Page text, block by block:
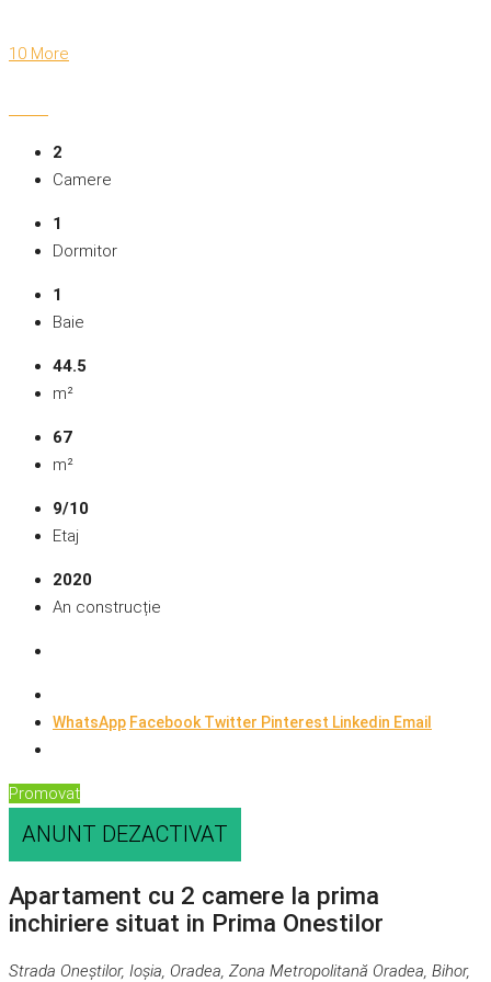
10 More
2
Camere
1
Dormitor
1
Baie
44.5
m²
67
m²
9/10
Etaj
2020
An construcție
WhatsApp FacebookTwitter Pinterest Linkedin Email
Promovat
ANUNT DEZACTIVAT
Apartament cu 2 camere la prima
inchiriere situat in Prima Onestilor
Strada Oneștilor, Ioșia, Oradea, Zona Metropolitană Oradea, Bihor,